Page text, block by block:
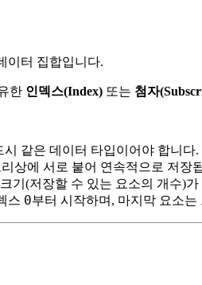
이터 집합입니다.
한 인덱스(Index) 또는 첨자
같은 데이터 타입이어야 합니다.
상에 서로 붙어 연속적으로 저장
기(저장할 수 있는 요소의 개수)
스 0부터 시작하며, 마지막 요소는